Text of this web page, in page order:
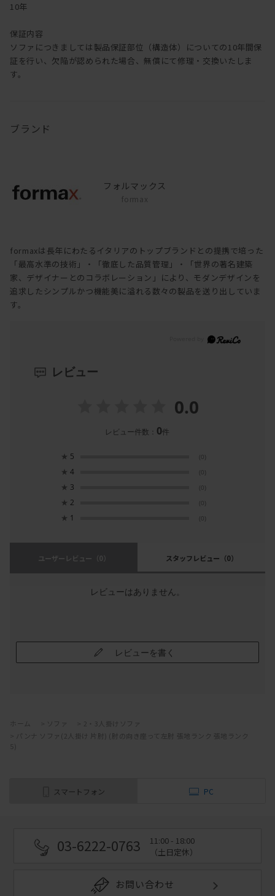
10年
保証内容
ソファにつきましては製品保証部位（構造体）についての10年間保
証を行い、欠陥が認められた場合、無償にて修理・交換いたしま
す。
ブランド
フォルマックス
formax
formaxは長年にわたるイタリアのトップブランドとの提携で培った
「最高水準の技術」・「徹底した品質管理」・「世界の著名建築
家、デザイナーとのコラボレーション」により、モダンデザインを
追求したシンプルかつ機能美に溢れる数々の製品を送り出していま
す。
レビュー
0.0
レビュー件数： 0件
★ 5 (0)
★ 4 (0)
★ 3 (0)
★ 2 (0)
★ 1 (0)
ユーザーレビュー （0） スタッフレビュー （0）
レビューはありません。
レビューを書く
ホーム ソファ
2・3人掛けソファ
パンナ ソファ(2人掛け 片肘) (肘の向き座って左肘 張地ランク 張地ランク
スマートフォン PC
03-6222-0763
11:00 - 18:00
（土日定休）
お問い合わせ